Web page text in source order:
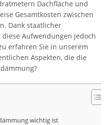
Dachfläche und
Gesamtkosten zwischen
Dank staatlicher
Aufwendungen jedoch
erfahren Sie in unserem
Aspekten, die die
wichtig ist